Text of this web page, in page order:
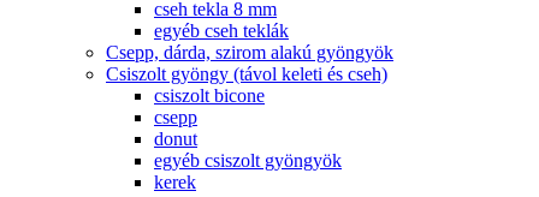
cseh tekla 8 mm
egyéb cseh teklák
Csepp, dárda, szirom alakú gyöngyök
Csiszolt gyöngy (távol keleti és cseh)
csiszolt bicone
csepp
donut
egyéb csiszolt gyöngyök
kerek